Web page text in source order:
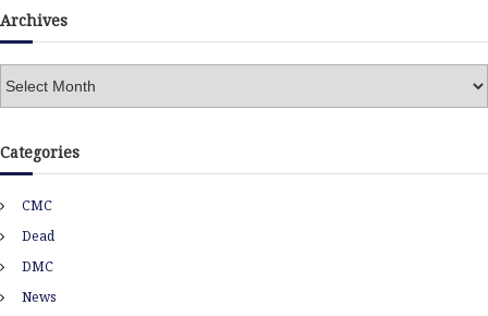
Archives
h
e
s
Categories
CMC
Dead
DMC
News